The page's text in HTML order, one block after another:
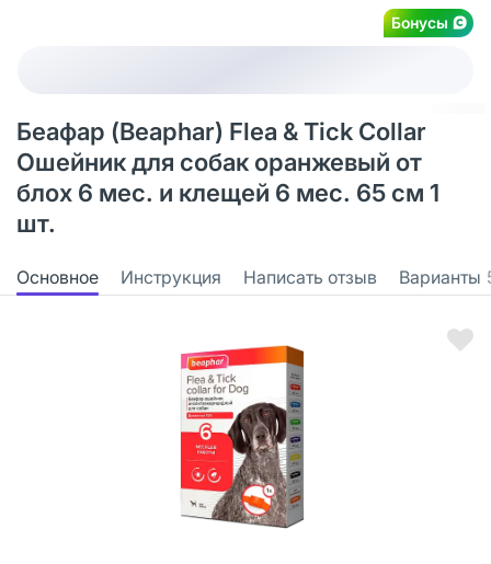
Бонусы
Беафар (Beaphar) Flea & Tick Collar
Ошейник для собак оранжевый от
блох 6 мес. и клещей 6 мес. 65 см 1
шт.
Основное Инструкция Написать отзыв Варианты